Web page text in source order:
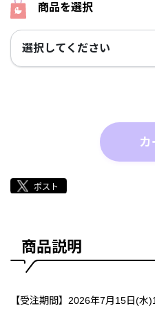
商品を選択
選択してください
カ
商品説明
【受注期間】2026年7月15日(